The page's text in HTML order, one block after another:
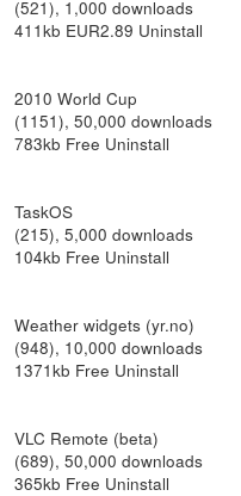
(521), 1,000 downloads
411kb EUR2.89 Uninstall
2010 World Cup
(1151), 50,000 downloads
783kb Free Uninstall
TaskOS
(215), 5,000 downloads
104kb Free Uninstall
Weather widgets (yr.no)
(948), 10,000 downloads
1371kb Free Uninstall
VLC Remote (beta)
(689), 50,000 downloads
365kb Free Uninstall